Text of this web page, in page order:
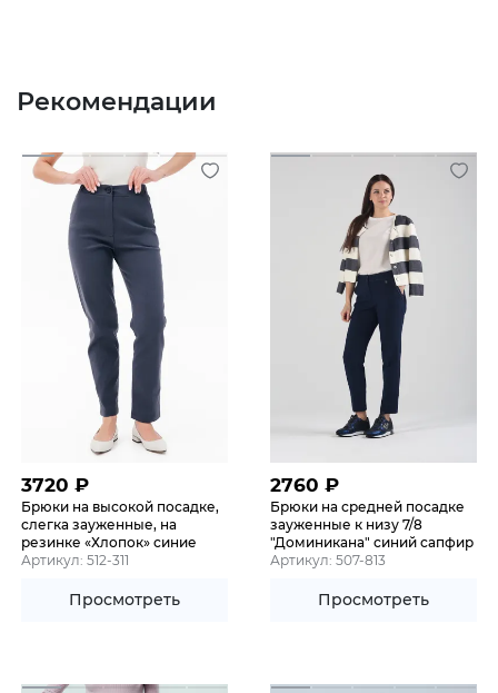
Рекомендации
3720 ₽
Брюки на высокой посадке,
слегка зауженные, на
резинке «Хлопок» синие
Артикул: 512-311
Просмотреть
2760 ₽
Брюки на средней посадке
зауженные к низу 7/8
"Доминикана" синий сапфир
Артикул: 507-813
Просмотреть